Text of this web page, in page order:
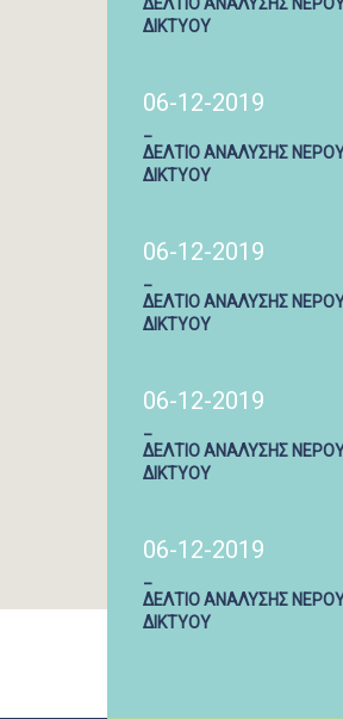
ΔΙΚΤΥΟΥ
06-12-2019
ΔΕΛΤΙΟ ΑΝΑΛΥΣΗΣ
ΔΙΚΤΥΟΥ
06-12-2019
ΔΕΛΤΙΟ ΑΝΑΛΥΣΗΣ
ΔΙΚΤΥΟΥ
06-12-2019
ΔΕΛΤΙΟ ΑΝΑΛΥΣΗΣ
ΔΙΚΤΥΟΥ
06-12-2019
ΔΕΛΤΙΟ ΑΝΑΛΥΣΗΣ
ΔΙΚΤΥΟΥ